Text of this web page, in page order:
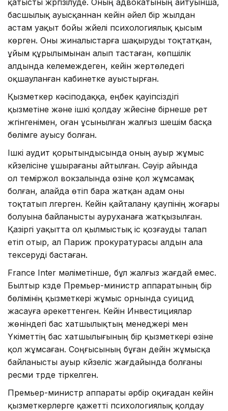
басшылық ауысқаннан кейін әйел бір жылдан
астам уақыт бойы жүйелі психологиялық қысым
көрген. Оны жиналыстарға шақыруды тоқтатқан,
ұйым құрылымынан алып тастаған, көпшілік
алдында келемеждеген, кейін жертөледегі
оқшауланған кабинетке ауыстырған.
Қызметкер кәсіподаққа, еңбек қауіпсіздігі
қызметіне және ішкі қолдау жүйесіне бірнеше рет
жүгінгенімен, оған ұсынылған жалғыз шешім басқа
бөлімге ауысу болған.
Ішкі аудит қорытындысында оның ауыр жұмыс
күйзелісіне ұшырағаны айтылған. Сәуір айында
ол теміржол вокзалында өзіне қол жұмсамақ
болған, алайда өтіп бара жатқан адам оны
тоқтатып үлгерген. Кейін қайталану қаупінің жоғары
болуына байланысты ауруханаға жатқызылған.
Қазіргі уақытта ол қылмыстық іс қозғауды талап
етіп отыр, ал Париж прокуратурасы алдын ала
тексеруді бастаған.
France Inter мәліметінше, бұл жалғыз жағдай емес.
Былтыр күзде Премьер-министр аппаратының бір
бөлімінің қызметкері жұмыс орнында суицид
жасауға әрекеттенген. Кейін Инвестициялар
жөніндегі бас хатшылықтың менеджері мен
Үкіметтің бас хатшылығының бір қызметкері өзіне
қол жұмсаған. Соңғысының бұған дейін жұмысқа
байланысты ауыр күйзеліс жағдайында болғаны
ресми түрде тіркелген.
Премьер-министр аппараты әрбір оқиғадан кейін
қызметкерлерге қажетті психологиялық қолдау